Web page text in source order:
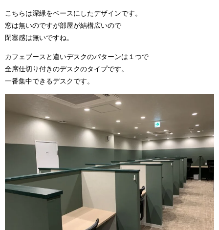
こちらは深緑をベースにしたデザインです。
窓は無いのですが部屋が結構広いので
閉塞感は無いですね。
カフェブースと違いデスクのパターンは１つで
全席仕切り付きのデスクのタイプです。
一番集中できるデスクです。